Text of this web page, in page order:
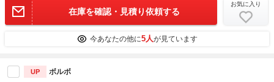
在庫を確認・見積り依頼する
お気に入り
今あなたの他に5人が見ています
UP ボルボ